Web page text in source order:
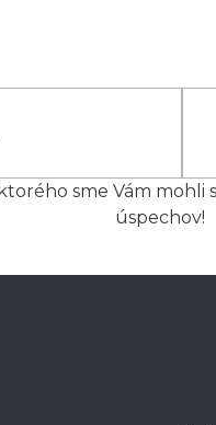
sme Vám mohli
úspechov!